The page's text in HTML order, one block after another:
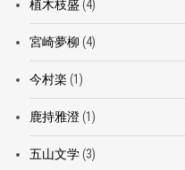
植木枝盛 (4)
宮崎夢柳 (4)
今村楽 (1)
鹿持雅澄(1)
五山文学(3)